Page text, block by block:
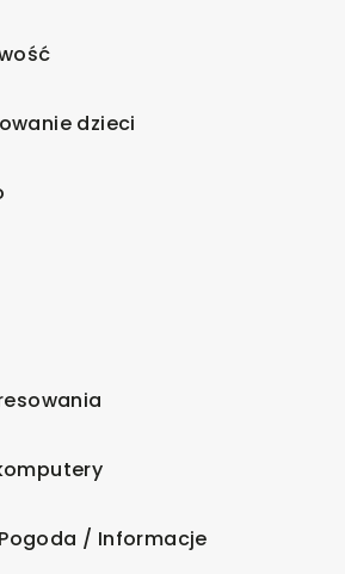
dzieci
/ Informacje